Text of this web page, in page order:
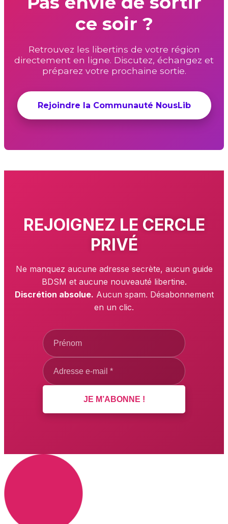
ce soir ?
Retrouvez les libertins de votre région
directement en ligne. Discutez, échangez et
préparez votre prochaine sortie.
Rejoindre la Communauté NousLib
REJOIGNEZ LE CERCLE
PRIVÉ
Ne manquez aucune adresse secrète, aucun guide
BDSM et aucune nouveauté libertine.
Discrétion absolue. Aucun spam. Désabonnement
en un clic.